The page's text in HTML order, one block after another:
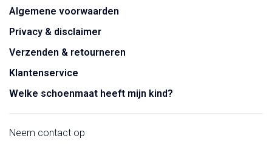
Algemene voorwaarden
Privacy & disclaimer
Verzenden & retourneren
Klantenservice
Welke schoenmaat heeft mijn kind?
Neem contact op